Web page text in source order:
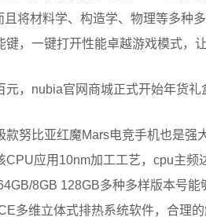
且将材料学、构造学、物理等多种
键，一键打开性能卓越游戏模式，
款努比亚红魔Mars电竞手机也是
CPU应用10nm加工工艺，cpu主频
8GB 128GB多种多样版本号
多维立体式排热系统软件，合理